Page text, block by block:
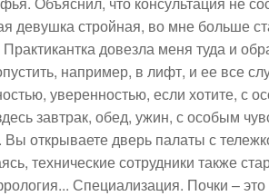
девушка стройная, во мне больше
Практикантка довезла меня туда и
например, в лифт, и ее все
уверенностью, если хотите,
завтрак, обед, ужин, с особым
открываете дверь палаты с
технические сотрудники также
Специализация. Почки –